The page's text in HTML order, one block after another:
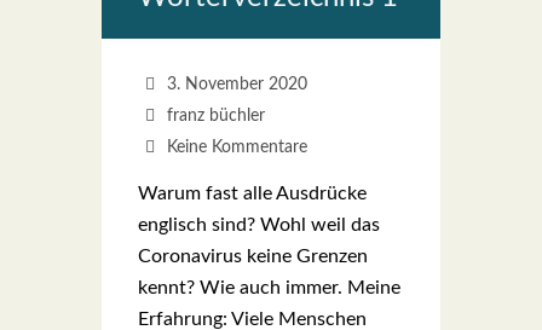
3. November 2020
franz büchler
Keine Kommentare
War­um fast alle Aus­drü­cke
eng­lisch sind? Wohl weil das
Coro­na­vi­rus kei­ne Gren­zen
kennt? Wie auch immer. Mei­ne
Erfah­rung: Vie­le Men­schen